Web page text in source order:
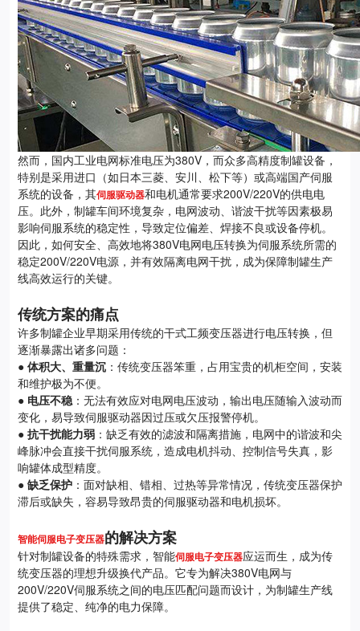
然而，国内工业电网标准电压为380V，而众多高精度制罐设备，
特别是采用进口（如日本三菱、安川、松下等）或高端国产伺服
系统的设备，其伺服驱动器和电机通常要求200V/220V的供电电
压。此外，制罐车间环境复杂，电网波动、谐波干扰等因素极易
影响伺服系统的稳定性，导致定位偏差、焊接不良或设备停机。
因此，如何安全、高效地将380V电网电压转换为伺服系统所需的
稳定200V/220V电源，并有效隔离电网干扰，成为保障制罐生产
线高效运行的关键。
传统方案的痛点
许多制罐企业早期采用传统的干式工频变压器进行电压转换，但
逐渐暴露出诸多问题：
● 体积大、重量沉 ：传统变压器笨重，占用宝贵的机柜空间，安装
和维护极为不便。
● 电压不稳：无法有效应对电网电压波动，输出电压随输入波动而
变化，易导致伺服驱动器因过压或欠压报警停机。
● 抗干扰能力弱 ：缺乏有效的滤波和隔离措施，电网中的谐波和尖
峰脉冲会直接干扰伺服系统，造成电机抖动、控制信号失真，影
响罐体成型精度。
● 缺乏保护 ：面对缺相、错相、过热等异常情况，传统变压器保护
滞后或缺失，容易导致昂贵的伺服驱动器和电机损坏。
智能伺服电子变压器的解决方案
针对制罐设备的特殊需求，智能伺服电子变压器应运而生，成为传
统变压器的理想升级换代产品。它专为解决380V电网与
200V/220V伺服系统之间的电压匹配问题而设计，为制罐生产线
提供了稳定、纯净的电力保障。